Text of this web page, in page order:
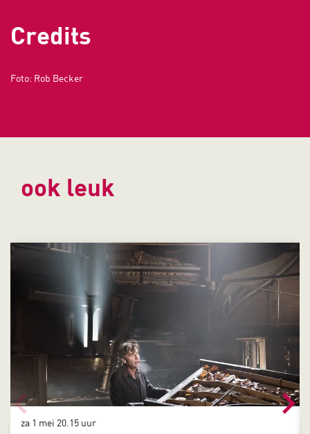
Credits
Foto: Rob Becker
ook leuk
za 1 mei 20.15 uur